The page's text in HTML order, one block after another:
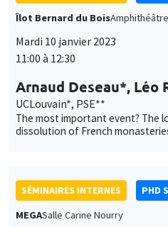
Îlot Bernard du BoisAmphithéâtre
Mardi 10 janvier 2023
11:00 à 12:30
Arnaud Deseau*, Léo
UCLouvain*, PSE**
The most important event? The
dissolution of French
SÉMINAIRES INTERNES
PHD
MEGASalle Carine Nourry